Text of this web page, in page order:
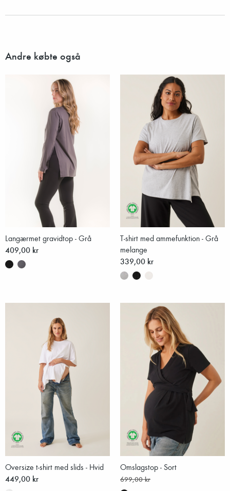
Andre købte også
Langærmet gravidtop - Grå
409,00 kr
T-shirt med ammefunktion - Grå
melange
339,00 kr
Oversize t-shirt med slids - Hvid
449,00 kr
Omslagstop - Sort
699,00 kr